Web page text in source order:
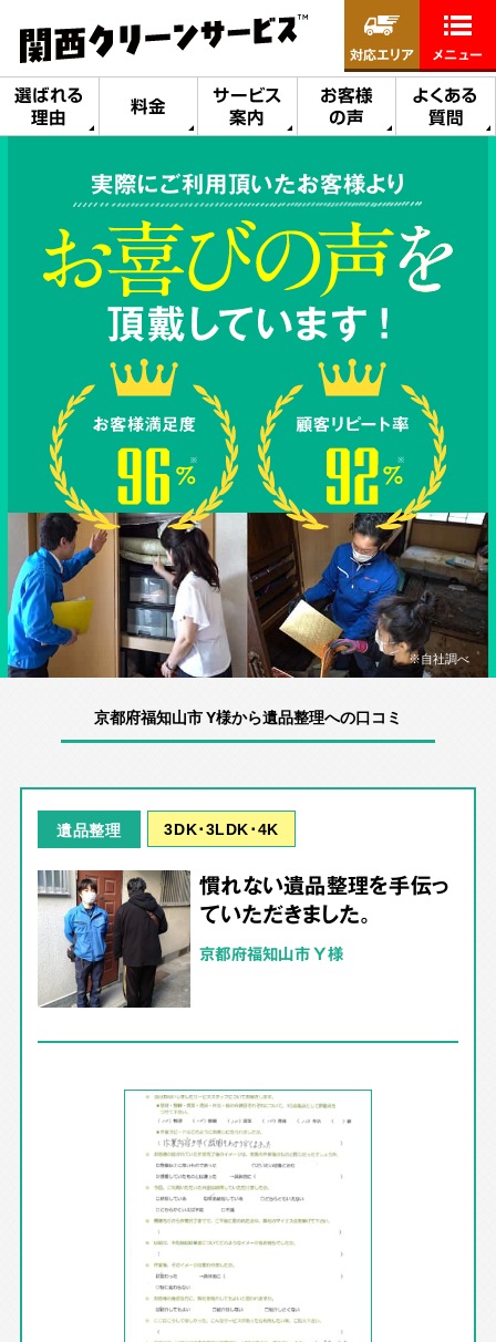
選ばれる
理由
料金
サービス
案内
お客様
の声
よくある
質問
対応エリア メニュー
実際にご利用頂いたお客様より
※自社調べ
京都府福知山市 Y様から遺品整理への口コミ
遺品整理 3DK･3LDK･4K
慣れない遺品整理を手伝っ
ていただきました。
京都府福知山市 Y様